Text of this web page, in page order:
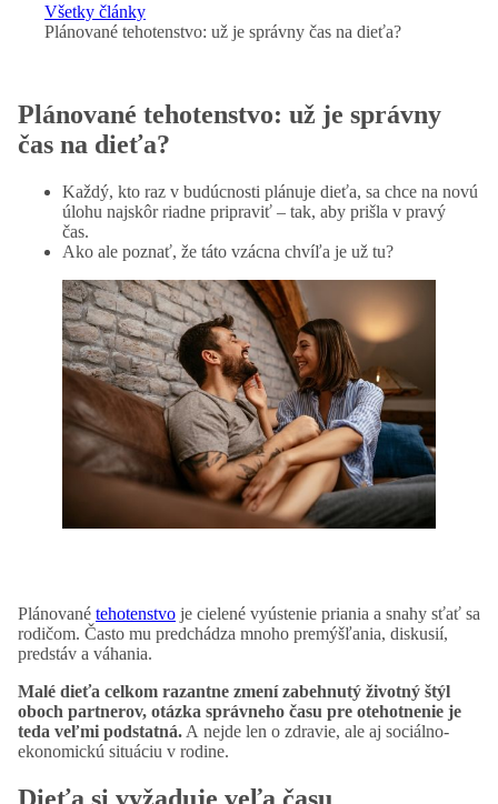
Všetky články
Plánované tehotenstvo: už je správny čas na dieťa?
Plánované tehotenstvo: už je správny
čas na dieťa?
Každý, kto raz v budúcnosti plánuje dieťa, sa chce na novú
úlohu najskôr riadne pripraviť – tak, aby prišla v pravý
čas.
Ako ale poznať, že táto vzácna chvíľa je už tu?
Plánované tehotenstvo je cielené vyústenie priania a snahy sťať sa
rodičom. Často mu predchádza mnoho premýšľania, diskusií,
predstáv a váhania.
Malé dieťa celkom razantne zmení zabehnutý životný štýl
oboch partnerov, otázka správneho času pre otehotnenie je
teda veľmi podstatná. A nejde len o zdravie, ale aj sociálno-
ekonomickú situáciu v rodine.